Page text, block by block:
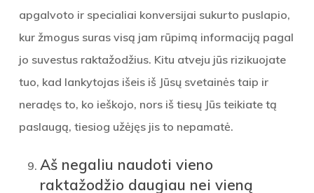
apgalvoto ir specialiai konversijai sukurto puslapio,
kur žmogus suras visą jam rūpimą informaciją pagal
jo suvestus raktažodžius. Kitu atveju jūs rizikuojate
tuo, kad lankytojas išeis iš Jūsų svetainės taip ir
neradęs to, ko ieškojo, nors iš tiesų Jūs teikiate tą
paslaugą, tiesiog užėjęs jis to nepamatė.
Aš negaliu naudoti vieno
raktažodžio daugiau nei vieną